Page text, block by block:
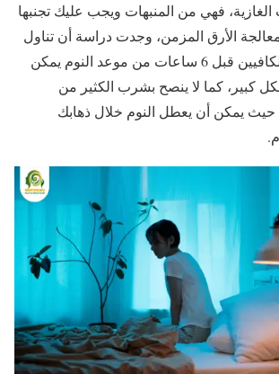
الغازية، فهي من المنبهات ويجب عليك تجنبها
الأرق المزمن، وجدت دراسة أن تناول
400 ملليجرام من الكافيين قبل 6 ساعات من موعد النوم يمكن
كبير، كما لا ينصح بشرب الكثير من
حيث يمكن أن يعطل النوم خلال ذهابك